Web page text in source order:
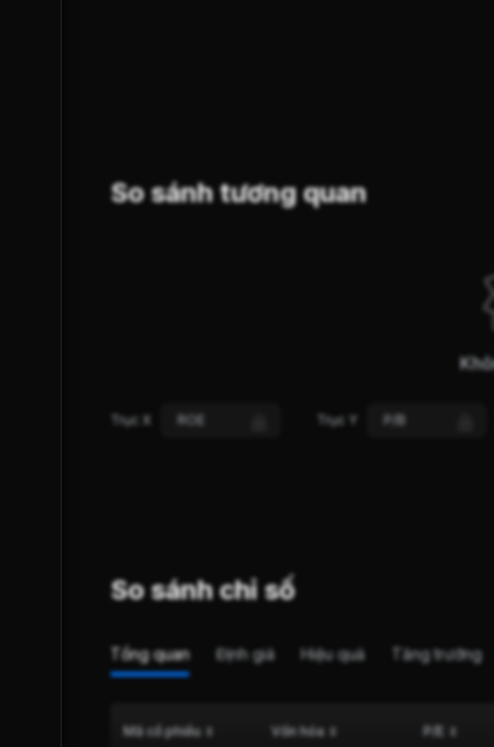
So sánh tương quan
Trục X ROE Trục Y P/B
So sánh chỉ số
Tổng quan Định giá Hiệu quả Tăng trưởng
Mã cổ phiếu Vốn hóa P/E